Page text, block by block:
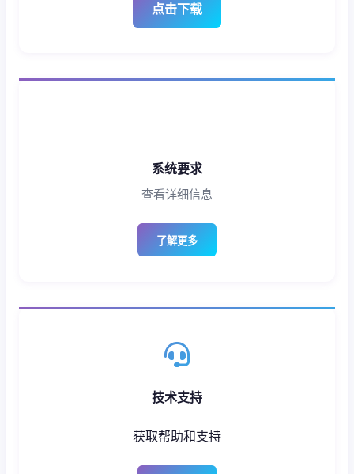
点击下载
系统要求
查看详细信息
了解更多
技术支持
获取帮助和支持